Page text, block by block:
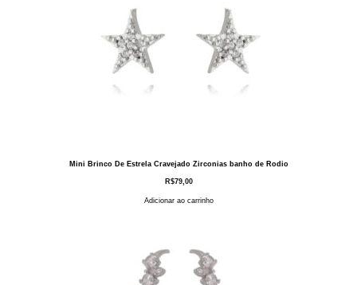
Mini Brinco De Estrela Cravejado Zirconias banho de Rodio
R$79,00
Adicionar ao carrinho